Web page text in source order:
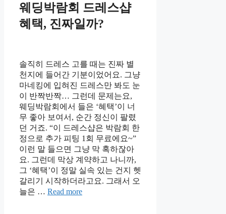
웨딩박람회 드레스샵
혜택, 진짜일까?
솔직히 드레스 고를 때는 진짜 별
천지에 들어간 기분이었어요. 그냥
마네킹에 입혀진 드레스만 봐도 눈
이 반짝반짝… 그런데 문제는요,
웨딩박람회에서 들은 ‘혜택’이 너
무 좋아 보여서, 순간 정신이 팔렸
던 거죠. “이 드레스샵은 박람회 한
정으로 추가 피팅 1회 무료에요~”
이런 말 들으면 그냥 막 혹하잖아
요. 그런데 막상 계약하고 나니까,
그 ‘혜택’이 정말 실속 있는 건지 헷
갈리기 시작하더라고요. 그래서 오
늘은 … Read more